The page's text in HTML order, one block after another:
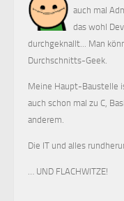
auch mal
das wohl
durchgeknallt... Man
Durchschnitts-Geek.
Meine Haupt-Baustelle
auch schon mal zu C,
anderem.
Die IT und alles
… UND FLACHWITZE!